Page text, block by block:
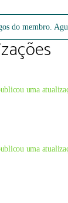
do membro.
uma
uma